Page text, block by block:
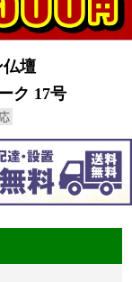
仏壇
ク 17号